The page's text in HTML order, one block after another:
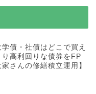
債・社債はどこで買え
り高利回りな債券をFP
さんの修繕積立運用】